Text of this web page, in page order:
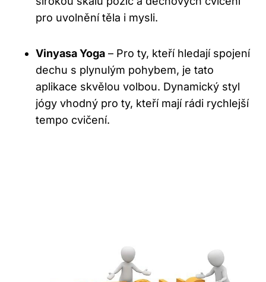
pro uvolnění těla i mysli.
Vinyasa Yoga – Pro ty, kteří hledají spojení
dechu s plynulým pohybem, je tato
aplikace skvělou volbou. Dynamický styl
jógy vhodný pro ty, kteří mají rádi rychlejší
tempo cvičení.